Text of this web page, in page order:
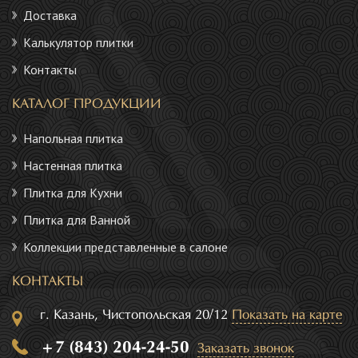
Доставка
Калькулятор плитки
Контакты
КАТАЛОГ ПРОДУКЦИИ
Напольная плитка
Настенная плитка
Плитка для Кухни
Плитка для Ванной
Коллекции представленные в салоне
КОНТАКТЫ
г. Казань, Чистопольская 20/12 Показать на карте
+7 (843) 204-24-50 Заказать звонок